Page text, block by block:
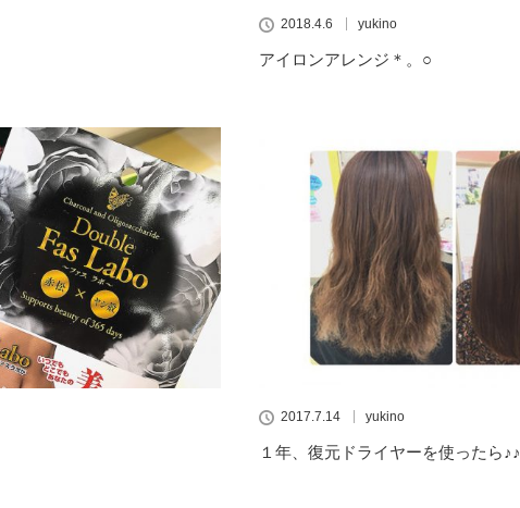
2018.4.6 yukino
アイロンアレンジ＊。○
2017.7.14 yukino
１年、復元ドライヤーを使ったら♪♪